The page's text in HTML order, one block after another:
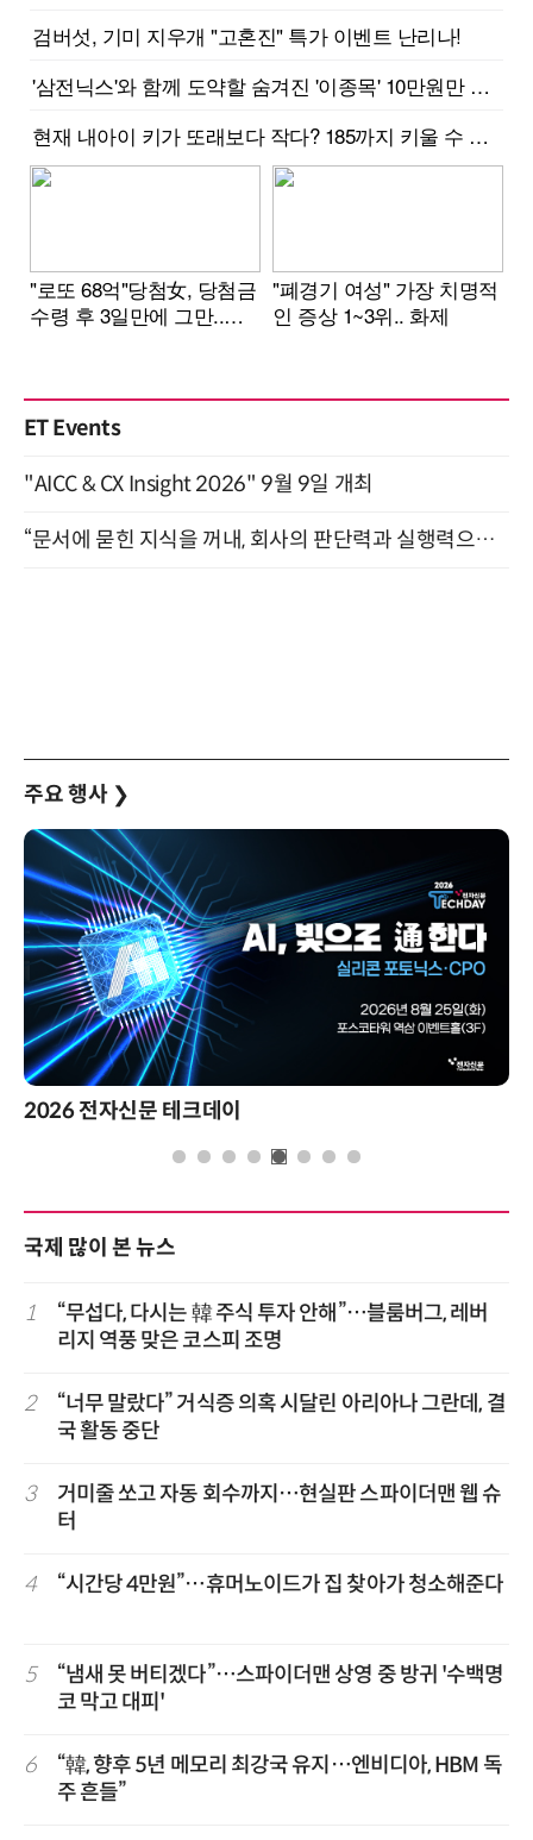
ET Events
"AICC & CX Insight 2026" 9월 9일 개최
“문서에 묻힌 지식을 꺼내, 회사의 판단력과 실행력으로 바꾸다” (8/20)
주요 행사 ❯
2026 전자신문 테크데이
국제 많이 본 뉴스
1
“무섭다, 다시는 韓 주식 투자 안해”…블룸버그, 레버
리지 역풍 맞은 코스피 조명
2
“너무 말랐다” 거식증 의혹 시달린 아리아나 그란데, 결
국 활동 중단
3
거미줄 쏘고 자동 회수까지…현실판 스파이더맨 웹 슈
터
4 “시간당 4만원”…휴머노이드가 집 찾아가 청소해준다
5
“냄새 못 버티겠다”…스파이더맨 상영 중 방귀 '수백명
코 막고 대피'
6
“韓, 향후 5년 메모리 최강국 유지…엔비디아, HBM 독
주 흔들”